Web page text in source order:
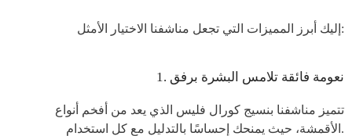
إليك أبرز المميزات التي تجعل مناشفنا الاختيار الأمثل:
1. نعومة فائقة تلامس البشرة برفق
تتميز مناشفنا بنسيج كورال فليس الذي يعد من أفخم أنواع
الأقمشة، حيث يمنحك إحساسًا بالتدليل مع كل استخدام.